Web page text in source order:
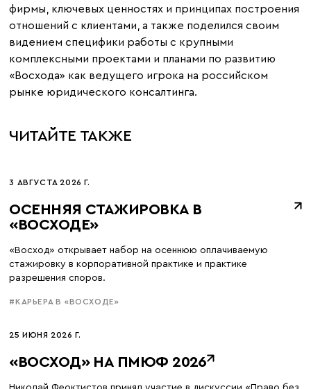
фирмы, ключевых ценностях и принципах построения
отношений с клиентами, а также поделился своим
видением специфики работы с крупными
комплексными проектами и планами по развитию
«Восхода» как ведущего игрока на российском
рынке юридического консалтинга.
ЧИТАЙТЕ ТАКЖЕ
3 АВГУСТА 2026 Г.
ОСЕННЯЯ СТАЖИРОВКА В
«ВОСХОДЕ»
«Восход» открывает набор на осеннюю оплачиваемую
стажировку в корпоративной практике и практике
разрешения споров.
#КАРЬЕРА В «ВОСХОДЕ»
25 ИЮНЯ 2026 Г.
«ВОСХОД» НА ПМЮФ 2026